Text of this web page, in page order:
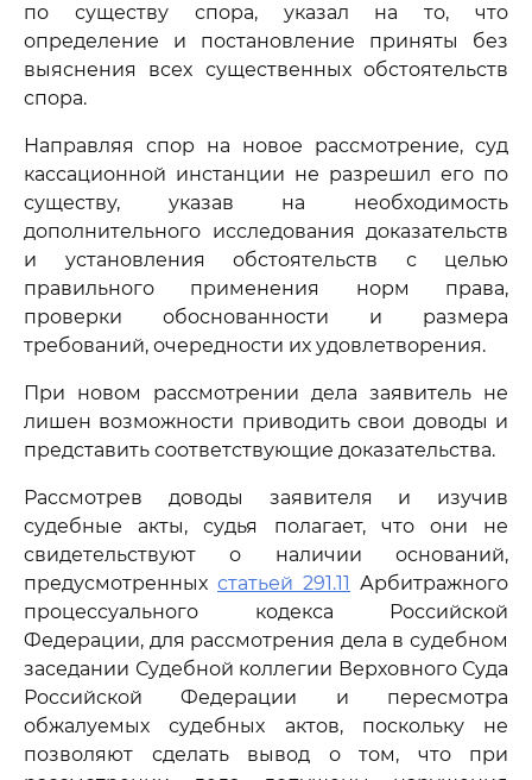
по существу спора, указал на то, что
определение и постановление приняты без
выяснения всех существенных обстоятельств
спора.
Направляя спор на новое рассмотрение, суд
кассационной инстанции не разрешил его по
существу, указав на необходимость
дополнительного исследования доказательств
и установления обстоятельств с целью
правильного применения норм права,
проверки обоснованности и размера
требований, очередности их удовлетворения.
При новом рассмотрении дела заявитель не
лишен возможности приводить свои доводы и
представить соответствующие доказательства.
Рассмотрев доводы заявителя и изучив
судебные акты, судья полагает, что они не
свидетельствуют о наличии оснований,
предусмотренных статьей 291.11 Арбитражного
процессуального кодекса Российской
Федерации, для рассмотрения дела в судебном
заседании Судебной коллегии Верховного Суда
Российской Федерации и пересмотра
обжалуемых судебных актов, поскольку не
позволяют сделать вывод о том, что при